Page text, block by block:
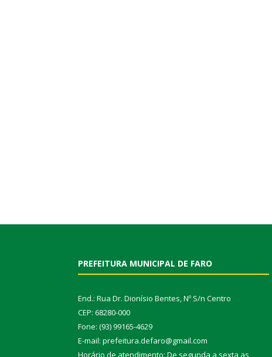
PREFEITURA MUNICIPAL DE FARO
End.: Rua Dr. Dionísio Bentes, Nº S/n Centro
CEP: 68280-000
Fone: (93) 99165-4629
E-mail: prefeitura.defaro@gmail.com
Horário de atendimento: De segunda a sexta as